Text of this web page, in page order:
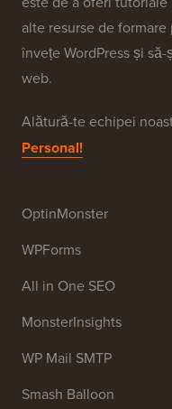
Despre
WPBeginner este un
2009 deSyed Balkhi.
este de a oferi tutoriale
web.
Personal!
OptinMonster